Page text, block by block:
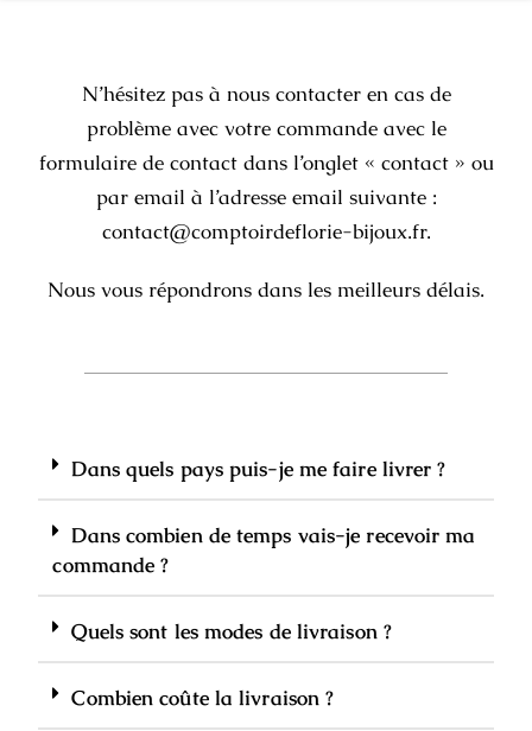
N’hésitez pas à nous contacter en cas de
problème avec votre commande avec le
formulaire de contact dans l’onglet « contact » ou
par email à l’adresse email suivante :
contact@comptoirdeflorie-bijoux.fr.
Nous vous répondrons dans les meilleurs délais.
Dans quels pays puis-je me faire livrer ?
Dans combien de temps vais-je recevoir ma
commande ?
Quels sont les modes de livraison ?
Combien coûte la livraison ?